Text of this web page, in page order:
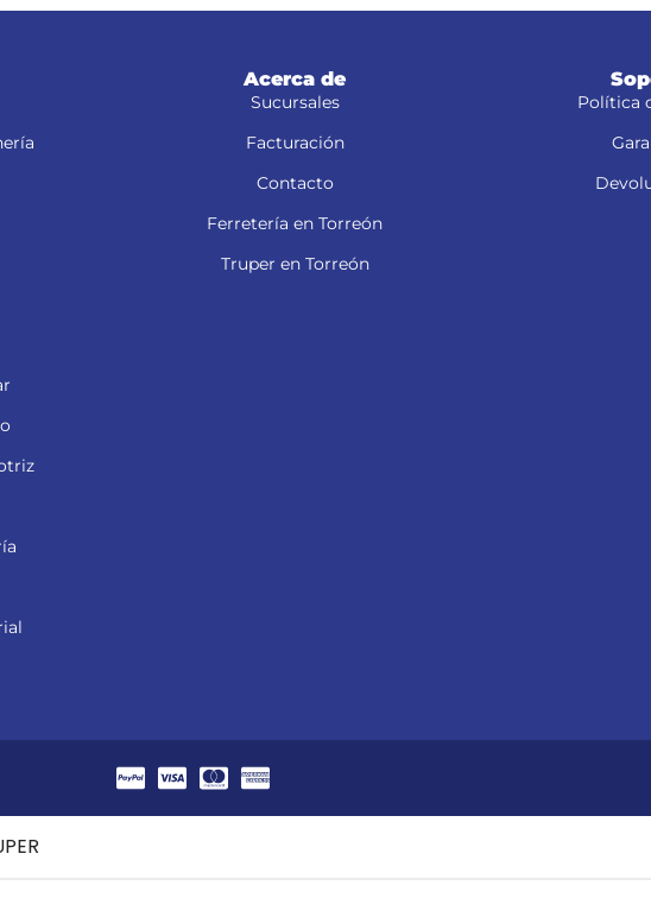
Acerca de
Sucursales
Facturación
Contacto
Ferretería en Torreón
Truper en Torreón
Política